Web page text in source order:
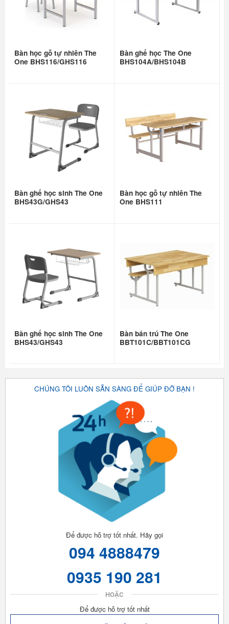
Bàn học gỗ tự nhiên The
One BHS116/GHS116
Bàn ghế học The One
BHS104A/BHS104B
Bàn ghế học sinh The One
BHS43G/GHS43
Bàn học gỗ tự nhiên The
One BHS111
Bàn ghế học sinh The One
BHS43/GHS43
Bàn bán trú The One
BBT101C/BBT101CG
CHÚNG TÔI LUÔN SẴN SÀNG ĐỂ GIÚP ĐỠ BẠN !
Để được hỗ trợ tốt nhất. Hãy gọi
094 4888479
0935 190 281
HOẶC
Để được hỗ trợ tốt nhất